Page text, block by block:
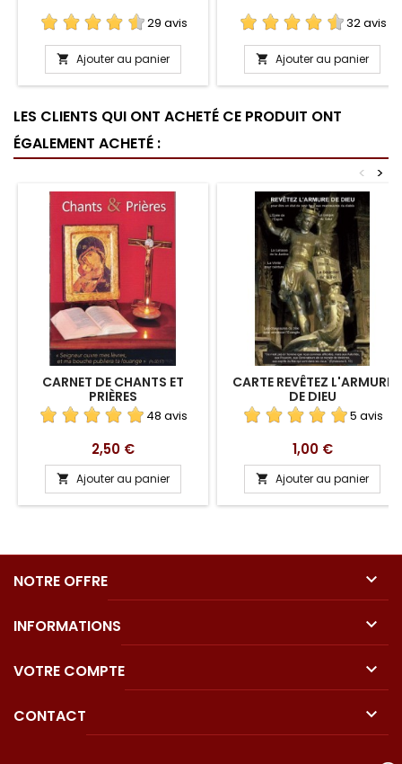
29 avis
 Ajouter au panier
32 avis
 Ajouter au panier
LES CLIENTS QUI ONT ACHETÉ CE PRODUIT ONT
ÉGALEMENT ACHETÉ :
>
<
CARNET DE CHANTS ET
PRIÈRES
48 avis
Prix
2,50 €
 Ajouter au panier
CARTE REVÊTEZ L'ARMURE
DE DIEU
5 avis
Prix
1,00 €
 Ajouter au panier
NOTRE OFFRE 
INFORMATIONS 
VOTRE COMPTE 
CONTACT 